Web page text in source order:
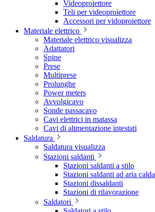
Videoproiettore
Teli per videoproiettore
Accessori per vidoproiettore
Materiale elettrico
Materiale elettrico visualizza
Adattatori
Spine
Prese
Multiprese
Prolunghe
Power meters
Avvolgicavo
Sonde passacavo
Cavi elettrici in matassa
Cavi di alimentazione intestati
Saldatura
Saldatura visualizza
Stazioni saldanti
Stazioni saldanti a stilo
Stazioni saldanti ad aria calda
Stazioni dissaldanti
Stazioni di rilavorazione
Saldatori